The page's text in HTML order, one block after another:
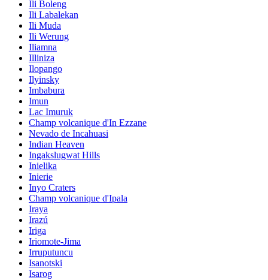
Ili Boleng
Ili Labalekan
Ili Muda
Ili Werung
Iliamna
Illiniza
Ilopango
Ilyinsky
Imbabura
Imun
Lac Imuruk
Champ volcanique d'In Ezzane
Nevado de Incahuasi
Indian Heaven
Ingakslugwat Hills
Inielika
Inierie
Inyo Craters
Champ volcanique d'Ipala
Iraya
Irazú
Iriga
Iriomote-Jima
Irruputuncu
Isanotski
Isarog